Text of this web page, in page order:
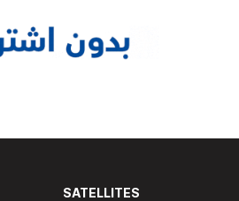
SATELLITES